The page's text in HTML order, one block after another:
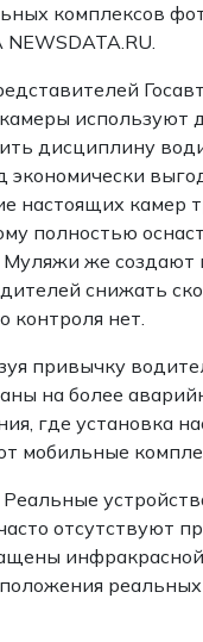
комплексов
используют
дисциплину
экономически
настоящих камер
полностью
же создают
снижать
контроля нет.
привычку
на более
где установка
мобильные
отсутствуют